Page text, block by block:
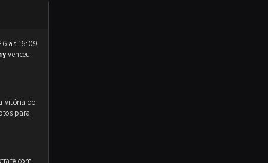
venceu
a partida, e preveem a vitória do
para